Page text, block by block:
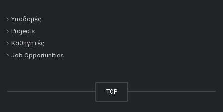
Υποδομές
Projects
Καθηγητές
Job Opportunities
TOP